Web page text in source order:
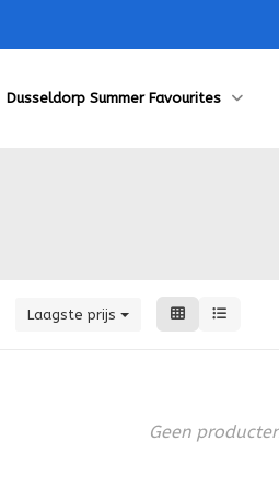
Dusseldorp Summer Favourites
Laagste prijs
Geen